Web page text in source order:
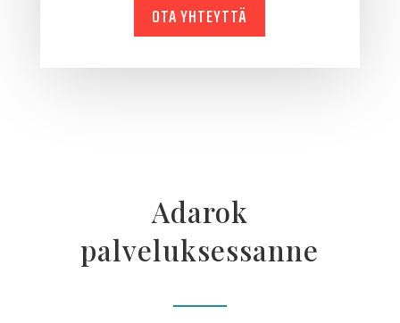
OTA YHTEYTTÄ
Adarok
palveluksessanne